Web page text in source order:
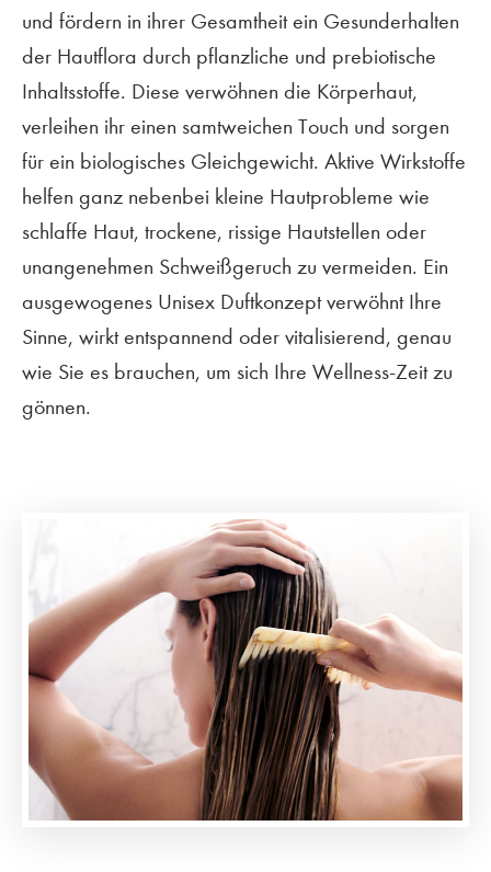
und fördern in ihrer Gesamtheit ein Gesunderhalten
der Hautflora durch pflanzliche und prebiotische
Inhaltsstoffe. Diese verwöhnen die Körperhaut,
verleihen ihr einen samtweichen Touch und sorgen
für ein biologisches Gleichgewicht. Aktive Wirkstoffe
helfen ganz nebenbei kleine Hautprobleme wie
schlaffe Haut, trockene, rissige Hautstellen oder
unangenehmen Schweißgeruch zu vermeiden. Ein
ausgewogenes Unisex Duftkonzept verwöhnt Ihre
Sinne, wirkt entspannend oder vitalisierend, genau
wie Sie es brauchen, um sich Ihre Wellness-Zeit zu
gönnen.